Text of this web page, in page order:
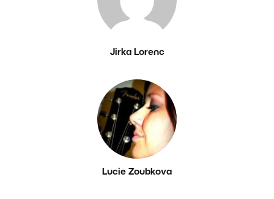
Jirka Lorenc
Lucie Zoubkova